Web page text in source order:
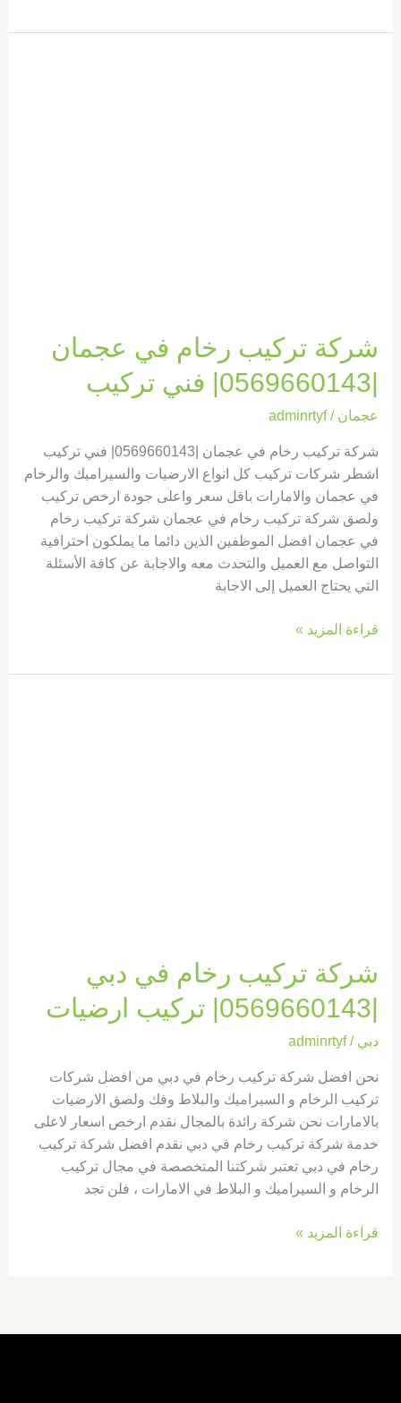
شركة تركيب رخام في عجمان
|0569660143| فني تركيب
عجمان /
adminrtyf
شركة تركيب رخام في عجمان |0569660143| فني تركيب
اشطر شركات تركيب كل انواع الارضيات والسيراميك والرخام
في عجمان والامارات باقل سعر واعلى جودة ارخص تركيب
ولصق شركة تركيب رخام في عجمان شركة تركيب رخام
في عجمان افضل الموظفين الذين دائما ما يملكون احترافية
التواصل مع العميل والتحدث معه والاجابة عن كافة الأسئلة
التي يحتاج العميل إلى الاجابة
قراءة المزيد »
شركة تركيب رخام في دبي
|0569660143| تركيب ارضيات
دبي /
adminrtyf
نحن افضل شركة تركيب رخام في دبي من افضل شركات
تركيب الرخام و السيراميك والبلاط وفك ولصق الارضيات
بالامارات نحن شركة رائدة بالمجال نقدم ارخص اسعار لاعلى
خدمة شركة تركيب رخام في دبي نقدم افضل شركة تركيب
رخام في دبي تعتبر شركتنا المتخصصة في مجال تركيب
الرخام و السيراميك و البلاط في الامارات ، فلن تجد
قراءة المزيد »